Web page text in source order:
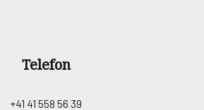
Telefon
+41 41 558 56 39